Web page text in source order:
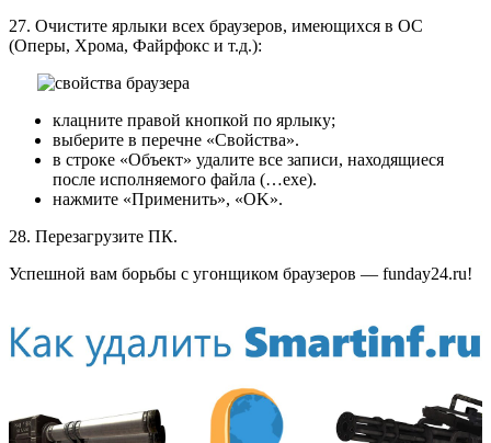
27. Очистите ярлыки всех браузеров, имеющихся в ОС
(Оперы, Хрома, Файрфокс и т.д.):
клацните правой кнопкой по ярлыку;
выберите в перечне «Свойства».
в строке «Объект» удалите все записи, находящиеся
после исполняемого файла (…exe).
нажмите «Применить», «OK».
28. Перезагрузите ПК.
Успешной вам борьбы с угонщиком браузеров — funday24.ru!